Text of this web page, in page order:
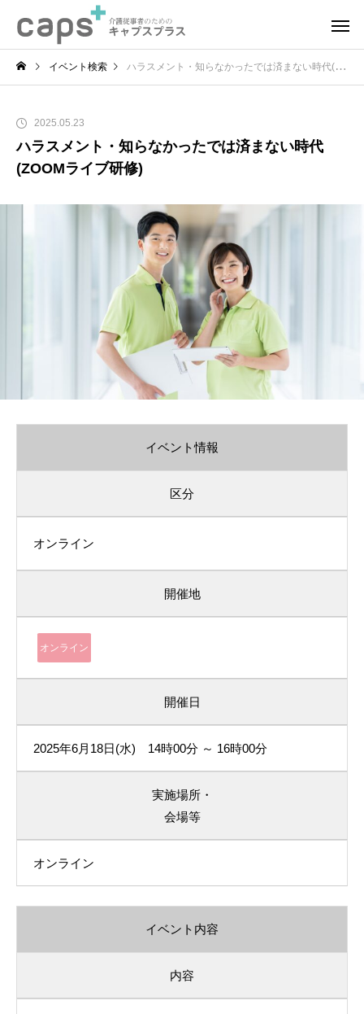
イベント検索 ハラスメント・知らなかったでは済まない時代(ZOOMライブ研修)
2025.05.23
ハラスメント・知らなかったでは済まない時代
(ZOOMライブ研修)
イベント情報
区分
オンライン
開催地
オンライン
開催日
2025年6月18日(水) 14時00分 ～ 16時00分
実施場所・
会場等
オンライン
イベント内容
内容